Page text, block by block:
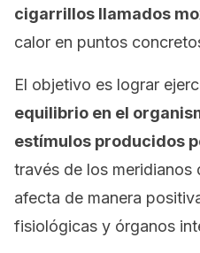
cigarrillos llamados
calor en puntos
El objetivo es lograr
equilibrio en el
estímulos producidos
través de los meridianos
afecta de manera
fisiológicas y órganos